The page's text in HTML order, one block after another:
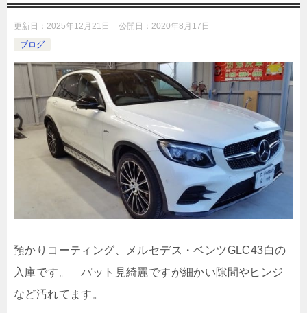
更新日： 2025年12月21日 公開日： 2020年8月17日
ブログ
預かりコーティング、メルセデス・ベンツGLC43白の
入庫です。 パット見綺麗ですが細かい隙間やヒンジ
など汚れてます。